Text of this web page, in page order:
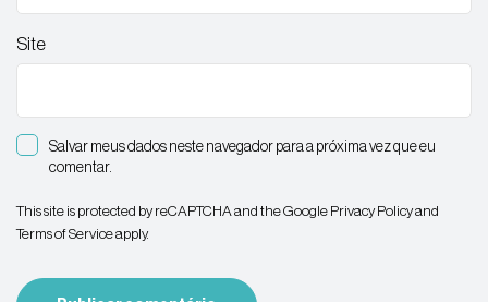
Site
Salvar meus dados neste navegador para a próxima vez que eu
comentar.
This site is protected by reCAPTCHA and the Google Privacy Policyand
Terms of Serviceapply.